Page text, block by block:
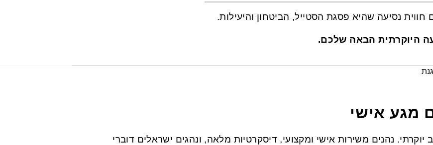
היוקרתית הבאה שלכם.
נהנים משירות אישי ומקצועי, דיסקרטיות מלאה, ונהגים ישראלים דוברי